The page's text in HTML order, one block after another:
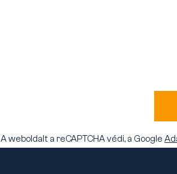
A weboldalt a reCAPTCHA védi, a Google